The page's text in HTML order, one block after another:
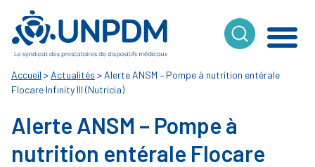
Accueil > Actualités > Alerte ANSM – Pompe à nutrition entérale
Flocare Infinity III (Nutricia)
Alerte ANSM – Pompe à
nutrition entérale Flocare